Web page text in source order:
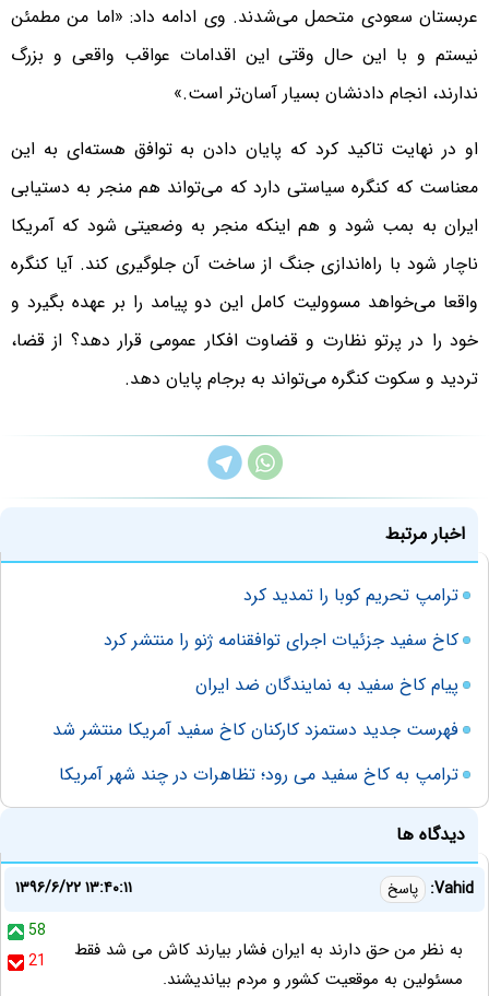
عربستان سعودی متحمل می‌شدند. وی ادامه داد: «اما من مطمئن
نیستم و با این حال وقتی این اقدامات عواقب واقعی و بزرگ
ندارند، انجام دادنشان بسیار آسان‌تر است.»
او در نهایت تاکید کرد که پایان دادن به توافق هسته‌ای به این
معناست که کنگره سیاستی دارد که می‌تواند هم منجر به دستیابی
ایران به بمب شود و هم اینکه منجر به وضعیتی شود که آمریکا
ناچار شود با راه‌اندازی جنگ از ساخت آن جلوگیری کند. آیا کنگره
واقعا می‌خواهد مسوولیت کامل این دو پیامد را بر عهده بگیرد و
خود را در پرتو نظارت و قضاوت افکار عمومی قرار دهد؟ از قضا،
تردید و سکوت کنگره می‌تواند به برجام پایان دهد.
اخبار مرتبط
ترامپ تحریم کوبا را تمدید کرد
کاخ سفید جزئیات اجرای توافقنامه ژنو را منتشر کرد
پیام کاخ سفید به نمایندگان ضد ایران
فهرست جدید دستمزد کارکنان کاخ سفید آمریکا منتشر شد
ترامپ به کاخ سفید می رود؛ تظاهرات در چند شهر آمریکا
دیدگاه ها
Vahid: پاسخ
۱۳۹۶/۶/۲۲ ۱۳:۴۰:۱۱
58
21
به نظر من حق دارند به ایران فشار بیارند کاش می شد فقط
مسئولین به موقعیت کشور و مردم بیاندیشند.